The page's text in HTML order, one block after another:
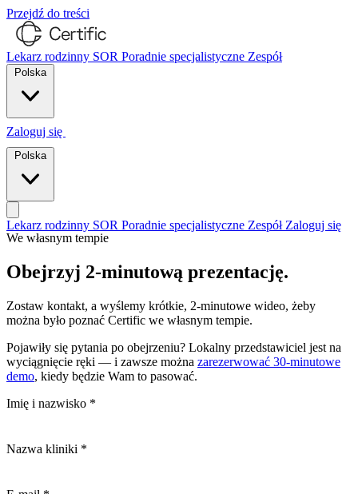
Przejdź do treści
Lekarz rodzinny SOR Poradnie specjalistyczne Zespół
Polska
Zaloguj się
Polska
Lekarz rodzinny SOR Poradnie specjalistyczne Zespół Zaloguj się
We własnym tempie
Obejrzyj 2-minutową prezentację.
Zostaw kontakt, a wyślemy krótkie, 2-minutowe wideo, żeby
można było poznać Certific we własnym tempie.
Pojawiły się pytania po obejrzeniu? Lokalny przedstawiciel jest na
wyciągnięcie ręki — i zawsze można zarezerwować 30-minutowe
demo, kiedy będzie Wam to pasować.
Imię i nazwisko *
Nazwa kliniki *